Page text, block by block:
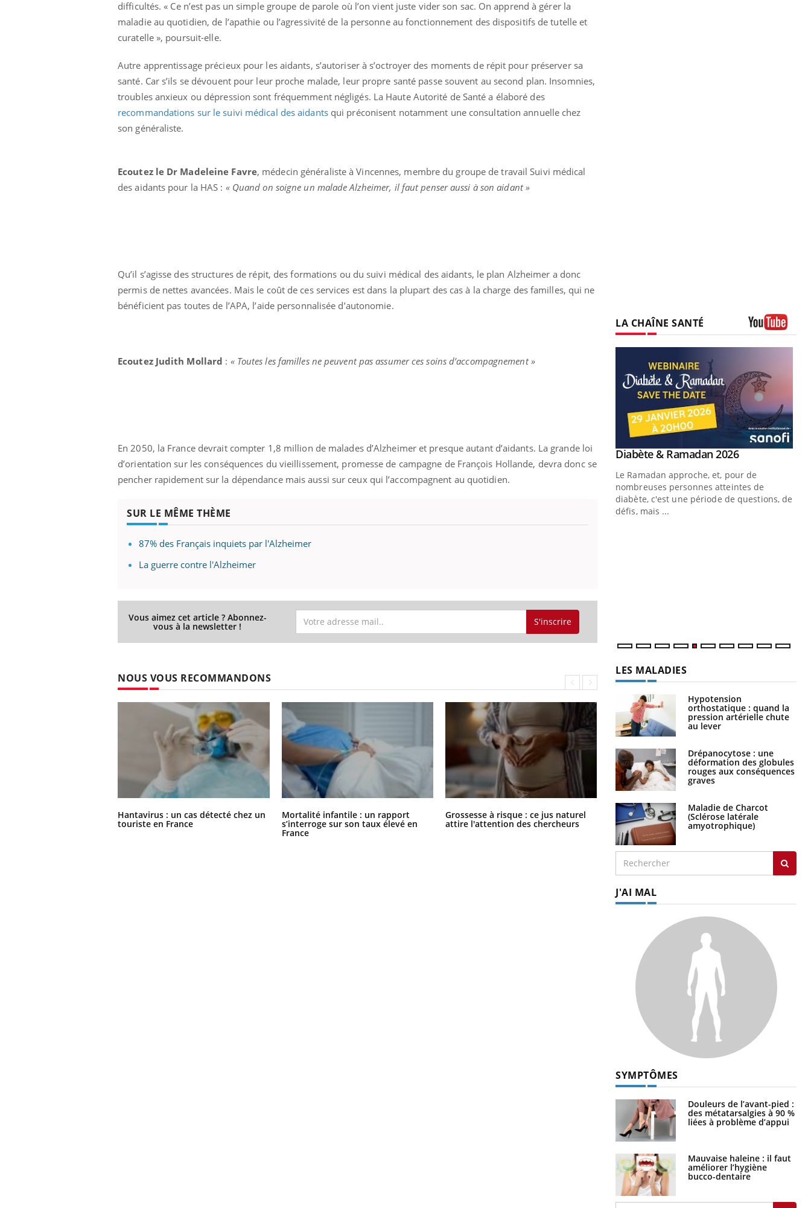
difficultés. « Ce n’est pas un simple groupe de parole où l’on vient juste vider son sac. On apprend à gérer la
maladie au quotidien, de l’apathie ou l’agressivité de la personne au fonctionnement des dispositifs de tutelle et
curatelle », poursuit-elle.
Autre apprentissage précieux pour les aidants, s’autoriser à s’octroyer des moments de répit pour préserver sa
santé. Car s’ils se dévouent pour leur proche malade, leur propre santé passe souvent au second plan. Insomnies,
troubles anxieux ou dépression sont fréquemment négligés. La Haute Autorité de Santé a élaboré des
recommandations sur le suivi médical des aidantsqui préconisent notamment une consultation annuelle chez
son généraliste.
Ecoutez le Dr Madeleine Favre, médecin généraliste à Vincennes, membre du groupe de travail Suivi médical
des aidants pour la HAS : « Quand on soigne un malade Alzheimer, il faut penser aussi à son aidant »
Qu’il s’agisse des structures de répit, des formations ou du suivi médical des aidants, le plan Alzheimer a donc
permis de nettes avancées. Mais le coût de ces services est dans la plupart des cas à la charge des familles, qui ne
bénéficient pas toutes de l’APA, l’aide personnalisée d’autonomie.
Ecoutez Judith Mollard : « Toutes les familles ne peuvent pas assumer ces soins d’accompagnement »
En 2050, la France devrait compter 1,8 million de malades d’Alzheimer et presque autant d’aidants. La grande loi
d’orientation sur les conséquences du vieillissement, promesse de campagne de François Hollande, devra donc se
pencher rapidement sur la dépendance mais aussi sur ceux qui l’accompagnent au quotidien.
SUR LE MÊME THÈME
87% des Français inquiets par l'Alzheimer
La guerre contre l'Alzheimer
Vous aimez cet article ? Abonnez-
vous à la newsletter ! S'inscrire
NOUS VOUS RECOMMANDONS
Hantavirus : un cas détecté chez un
touriste en France
Mortalité infantile : un rapport
s’interroge sur son taux élevé en
France
Grossesse à risque : ce jus naturel
attire l'attention des chercheurs
Comment oublier les écrans en
vacances ?
LA CHAÎNE SANTÉ
Carence en fer : comprendre pour
Youtube
Fatigue, irritabilité, brouillard mental ou
carence en fer sont multiples ce qui la rend
Youtube
Insuline & Charge mentale : et si on
osait en parler??Youtube
En 2026, l'insuline dans le diabète de type 2
Youtube
Eczéma Chronique des Mains : se
préparer pour l’été !Youtube
L'été arrive… et avec lui, un tout nouveau
sont ...
Youtube
Diabète & Ramadan 2026Youtube
Le Ramadan approche, et, pour de
nombreuses personnes atteintes de
diabète, c'est une période de questions, de
défis, mais ...
LES MALADIES
Hypotension
orthostatique : quand la
pression artérielle chute
au lever
Drépanocytose : une
déformation des globules
rouges aux conséquences
graves
Maladie de Charcot
(Sclérose latérale
amyotrophique)
J'AI MAL
SYMPTÔMES
Douleurs de l’avant-pied :
des métatarsalgies à 90 %
liées à problème d’appui
Mauvaise haleine : il faut
améliorer l’hygiène
bucco-dentaire